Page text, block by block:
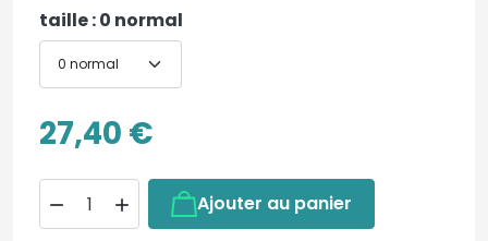
taille : 0 normal
27,40 €
  Ajouter au panier